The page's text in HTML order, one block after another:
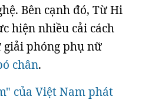
Bên cạnh đó, Từ Hi
hiện nhiều cải cách
giải phóng phụ nữ
chân.
của Việt Nam phát